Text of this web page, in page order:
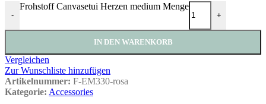
-
Frohstoff Canvasetui Herzen medium Menge
+
IN DEN WARENKORB
Vergleichen
Zur Wunschliste hinzufügen
Artikelnummer: F-EM330-rosa
Kategorie: Accessories